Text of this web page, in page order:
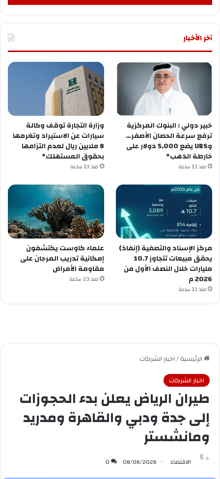
آخر الأخبار
خبير دولي : البنوك المركزية
ترفع سرعة الحصان الأصفر…
وUBS يضع 5,000 دولار على
خارطة الذهب*
منذ 13 ساعة
وزارة التجارة توقف وكالة
سيارات عن الاستيراد وتغرمها
8 ملايين ريال لعدم التزامها
بحقوق المستهلك*
منذ 13 ساعة
مركز الإسناد والتصفية (إنفاذ)
يحقق مبيعات تتجاوز 10.7
مليارات خلال النصف الأول من
2026 م
منذ 13 ساعة
علماء كاوست يكتشفون
إمكانية تدريب المرجان على
مقاومة الأمراض
منذ 23 ساعة